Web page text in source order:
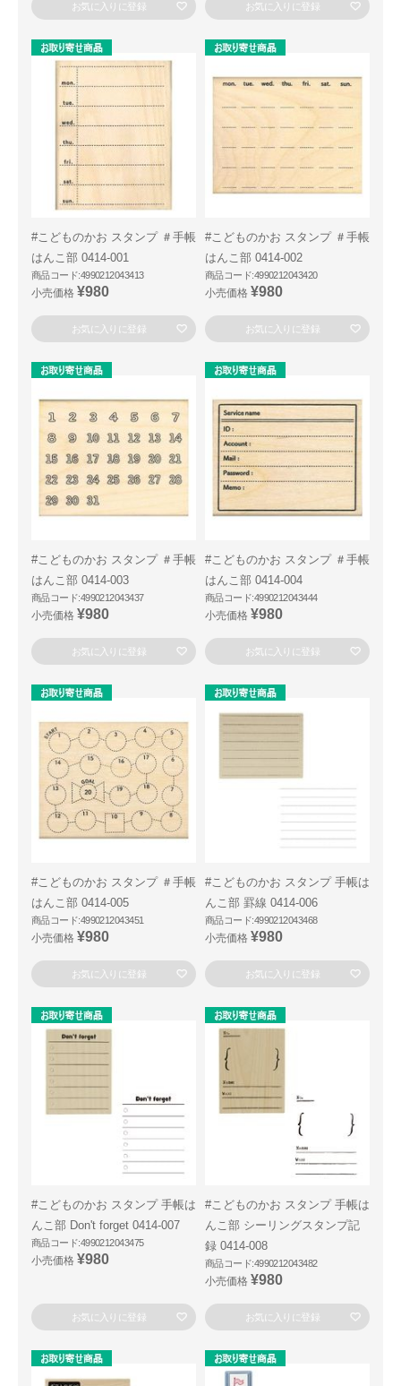
お気に入りに登録 お気に入りに登録
#こどものかお スタンプ ＃手帳
はんこ部 0414-001
商品コード:4990212043413
小売価格 ¥980
お気に入りに登録
#こどものかお スタンプ ＃手帳
はんこ部 0414-002
商品コード:4990212043420
小売価格 ¥980
お気に入りに登録
#こどものかお スタンプ ＃手帳
はんこ部 0414-003
商品コード:4990212043437
小売価格 ¥980
お気に入りに登録
#こどものかお スタンプ ＃手帳
はんこ部 0414-004
商品コード:4990212043444
小売価格 ¥980
お気に入りに登録
#こどものかお スタンプ ＃手帳
はんこ部 0414-005
商品コード:4990212043451
小売価格 ¥980
お気に入りに登録
#こどものかお スタンプ 手帳は
んこ部 罫線 0414-006
商品コード:4990212043468
小売価格 ¥980
お気に入りに登録
#こどものかお スタンプ 手帳は
んこ部 Don't forget 0414-007
商品コード:4990212043475
小売価格 ¥980
お気に入りに登録
#こどものかお スタンプ 手帳は
んこ部 シーリングスタンプ記
録 0414-008
商品コード:4990212043482
小売価格 ¥980
お気に入りに登録